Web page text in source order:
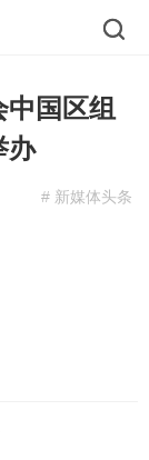
国区组
办
# 新媒体头条